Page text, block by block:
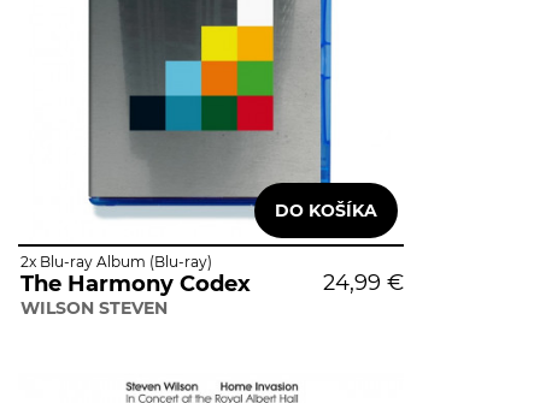
24,99 €
2x Blu-ray Album (Blu-ray)
The Harmony Codex
WILSON STEVEN